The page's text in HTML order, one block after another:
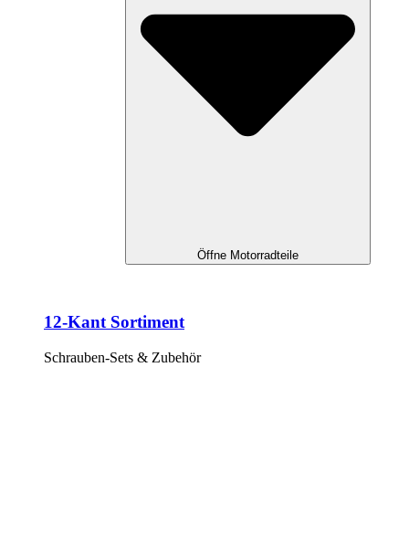
Öffne Motorradteile
12-Kant Sortiment
Schrauben-Sets & Zubehör